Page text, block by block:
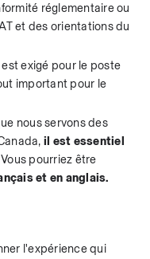
réglementaire ou
et des orientations du
exigé pour le poste
important pour le
nous servons des
il est essentiel
Vous pourriez être
et en anglais.
l'expérience qui